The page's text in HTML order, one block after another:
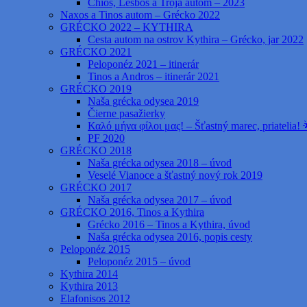
Chios, Lesbos a Trója autom – 2023
Naxos a Tinos autom – Grécko 2022
GRÉCKO 2022 – KYTHIRA
Cesta autom na ostrov Kythira – Grécko, jar 2022
GRÉCKO 2021
Peloponéz 2021 – itinerár
Tinos a Andros – itinerár 2021
GRÉCKO 2019
Naša grécka odysea 2019
Čierne pasažierky
Καλό μήνα φίλοι μας! – Šťastný marec, priatelia!
PF 2020
GRÉCKO 2018
Naša grécka odysea 2018 – úvod
Veselé Vianoce a šťastný nový rok 2019
GRÉCKO 2017
Naša grécka odysea 2017 – úvod
GRÉCKO 2016, Tinos a Kythira
Grécko 2016 – Tinos a Kythira, úvod
Naša grécka odysea 2016, popis cesty
Peloponéz 2015
Peloponéz 2015 – úvod
Kythira 2014
Kythira 2013
Elafonisos 2012